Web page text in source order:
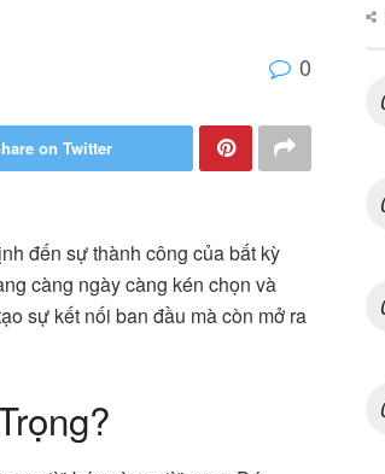
0
on Twitter
đến sự thành công của bất kỳ
càng ngày càng kén chọn và
sự kết nối ban đầu mà còn mở ra